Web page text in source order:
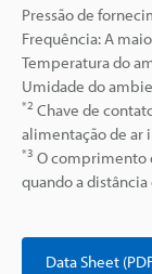
Pressão de
Frequência: A
Temperatura do
Umidade do
*2 Chave de
alimentação de
*3 O comprimento
quando a
Data Sheet